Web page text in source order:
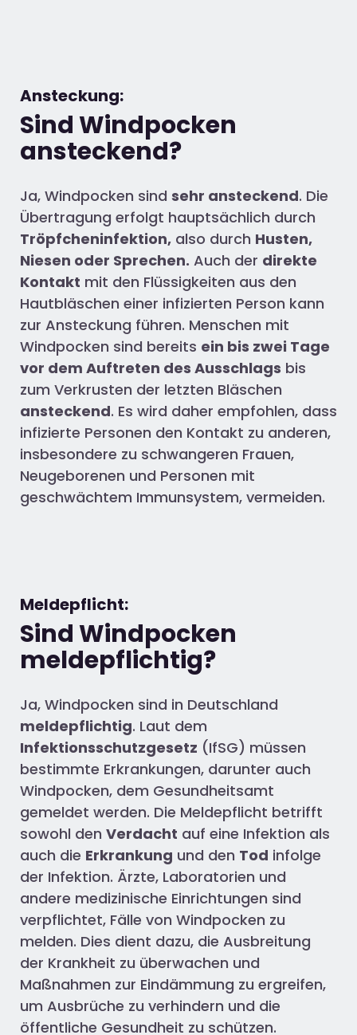
Ansteckung:
Sind Windpocken
ansteckend?
Ja, Windpocken sind sehr ansteckend. Die
Übertragung erfolgt hauptsächlich durch
Tröpfcheninfektion, also durch Husten,
Niesen oder Sprechen. Auch der direkte
Kontakt mit den Flüssigkeiten aus den
Hautbläschen einer infizierten Person kann
zur Ansteckung führen. Menschen mit
Windpocken sind bereits ein bis zwei Tage
vor dem Auftreten des Ausschlags bis
zum Verkrusten der letzten Bläschen
ansteckend. Es wird daher empfohlen, dass
infizierte Personen den Kontakt zu anderen,
insbesondere zu schwangeren Frauen,
Neugeborenen und Personen mit
geschwächtem Immunsystem, vermeiden.
Meldepflicht:
Sind Windpocken
meldepflichtig?
Ja, Windpocken sind in Deutschland
meldepflichtig. Laut dem
Infektionsschutzgesetz (IfSG) müssen
bestimmte Erkrankungen, darunter auch
Windpocken, dem Gesundheitsamt
gemeldet werden. Die Meldepflicht betrifft
sowohl den Verdacht auf eine Infektion als
auch die Erkrankung und den Tod infolge
der Infektion. Ärzte, Laboratorien und
andere medizinische Einrichtungen sind
verpflichtet, Fälle von Windpocken zu
melden. Dies dient dazu, die Ausbreitung
der Krankheit zu überwachen und
Maßnahmen zur Eindämmung zu ergreifen,
um Ausbrüche zu verhindern und die
öffentliche Gesundheit zu schützen.